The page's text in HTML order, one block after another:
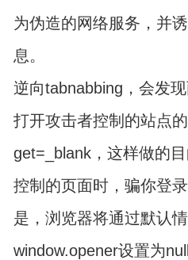
为伪造的网络服务，并
息。
逆向tabnabbing，会发
打开攻击者控制的站点
get=_blank，这样做的
控制的页面时，骗你登
是，浏览器将通过默认
window.opener设置为